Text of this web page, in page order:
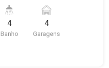
e piscina, sauna,
lateral, jardim, alarme, 4
localização,
4
Banho
4
Garagens